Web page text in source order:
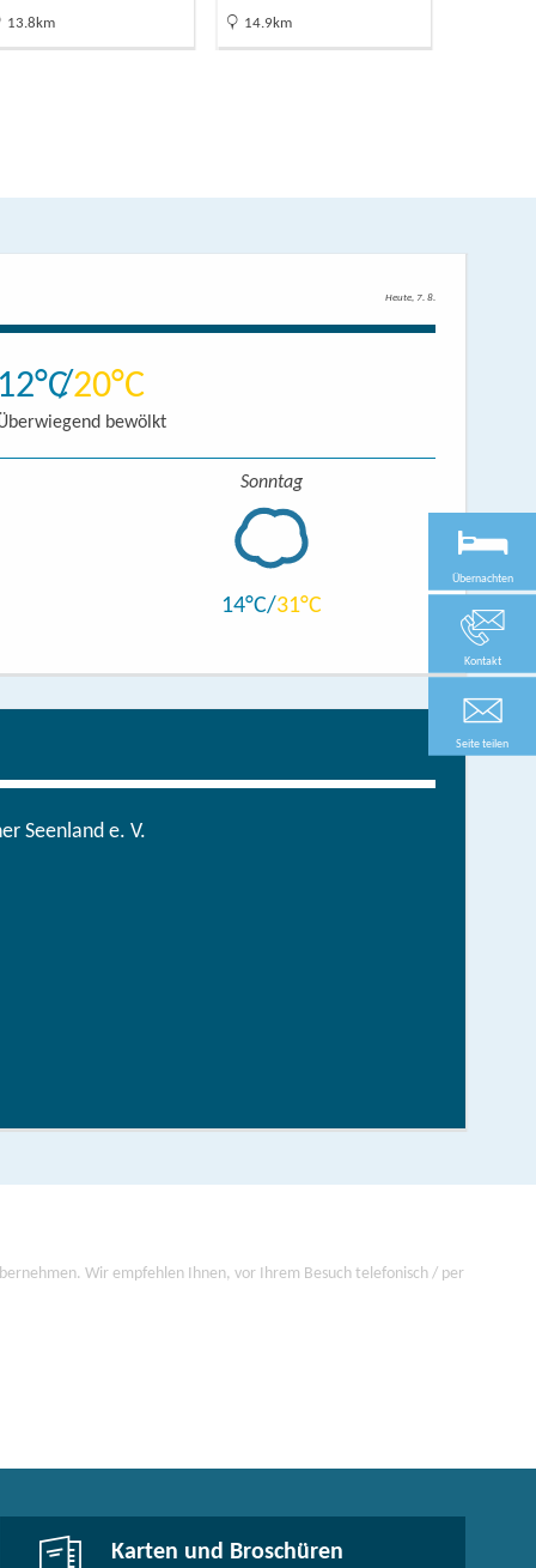
13.8km 14.9km
Heute, 7. 8.
12 20
bewölkt
Sonntag
14 31
Seenland e. V.
Wir empfehlen Ihnen, vor Ihrem Besuch telefonisch / per
Karten und Broschüren
Übernachten
Kontakt
Seite teilen